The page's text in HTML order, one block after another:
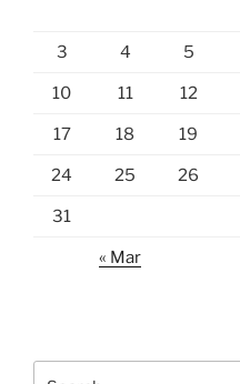
3 4 5
10 11 12
17 18 19
24 25 26
31
« Mar